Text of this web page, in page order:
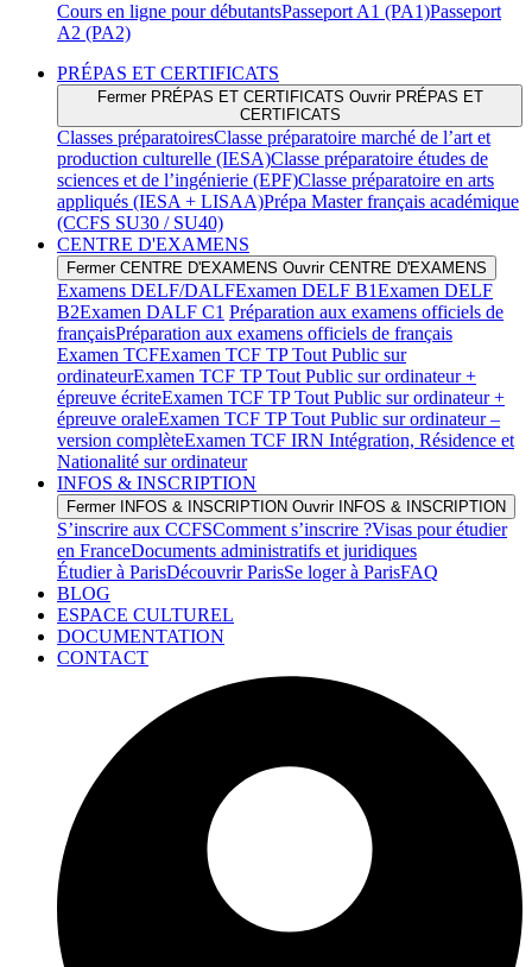
Cours en ligne pour débutantsPasseport A1 (PA1)Passeport
A2 (PA2)
PRÉPAS ET CERTIFICATS
Fermer PRÉPAS ET CERTIFICATS Ouvrir PRÉPAS ET
CERTIFICATS
Classes préparatoiresClasse préparatoire marché de l’art et
production culturelle (IESA)Classe préparatoire études de
sciences et de l’ingénierie (EPF)Classe préparatoire en arts
appliqués (IESA + LISAA)Prépa Master français académique
(CCFS SU30 / SU40)
CENTRE D'EXAMENS
Fermer CENTRE D'EXAMENS Ouvrir CENTRE D'EXAMENS
Examens DELF/DALFExamen DELF B1Examen DELF
B2Examen DALF C1 Préparation aux examens officiels de
françaisPréparation aux examens officiels de français
Examen TCFExamen TCF TP Tout Public sur
ordinateurExamen TCF TP Tout Public sur ordinateur +
épreuve écriteExamen TCF TP Tout Public sur ordinateur +
épreuve oraleExamen TCF TP Tout Public sur ordinateur –
version complèteExamen TCF IRN Intégration, Résidence et
Nationalité sur ordinateur
INFOS & INSCRIPTION
Fermer INFOS & INSCRIPTION Ouvrir INFOS & INSCRIPTION
S’inscrire aux CCFSComment s’inscrire ?Visas pour étudier
en FranceDocuments administratifs et juridiques
Étudier à ParisDécouvrir ParisSe loger à ParisFAQ
BLOG
ESPACE CULTUREL
DOCUMENTATION
CONTACT